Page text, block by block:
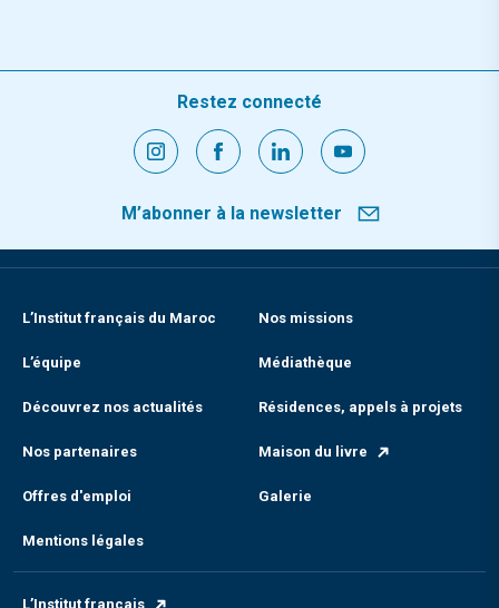
Restez connecté
M’abonner à la newsletter
L’Institut français du Maroc Nos missions
L’équipe Médiathèque
Découvrez nos actualités Résidences, appels à projets
Nos partenaires Maison du livre
Offres d'emploi Galerie
Mentions légales
L’Institut français